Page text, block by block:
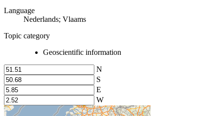
Language
Nederlands; Vlaams
Topic category
Geoscientific information
N
S
E
W